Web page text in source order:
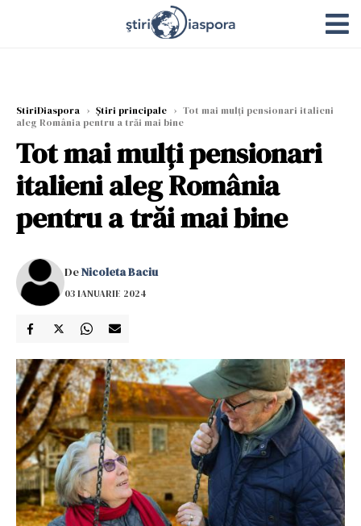
StiriDiaspora › Știri principale › Tot mai mulți pensionari italieni
aleg România pentru a trăi mai bine
Tot mai mulți pensionari
italieni aleg România
pentru a trăi mai bine
DeNicoleta Baciu
03 IANUARIE 2024